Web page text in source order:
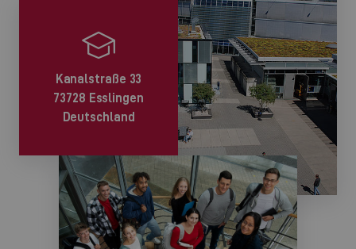
Kanalstraße 33
73728 Esslingen
Deutschland